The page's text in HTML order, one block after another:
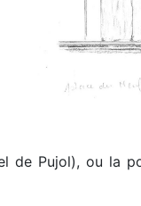
de Pujol), ou la